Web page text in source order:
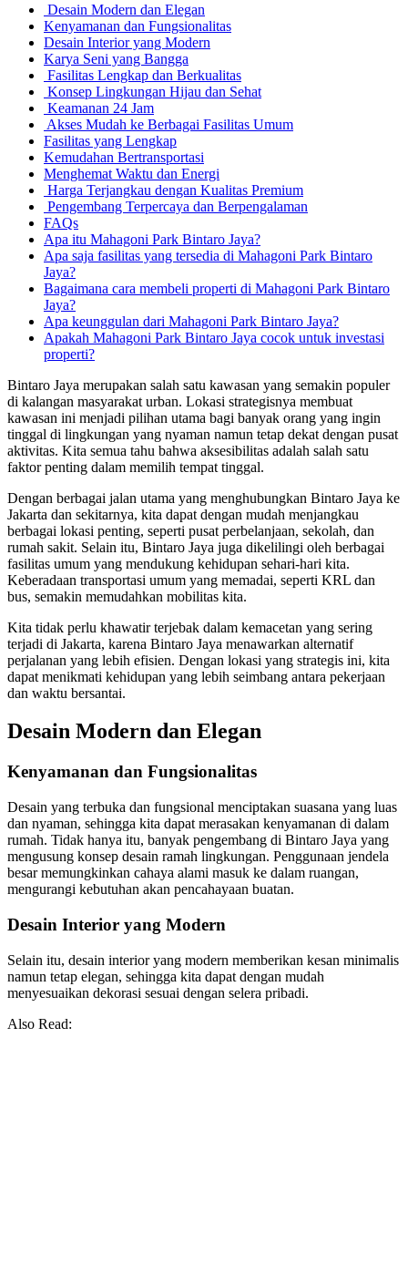
Desain Modern dan Elegan
Kenyamanan dan Fungsionalitas
Desain Interior yang Modern
Karya Seni yang Bangga
Fasilitas Lengkap dan Berkualitas
Konsep Lingkungan Hijau dan Sehat
Keamanan 24 Jam
Akses Mudah ke Berbagai Fasilitas Umum
Fasilitas yang Lengkap
Kemudahan Bertransportasi
Menghemat Waktu dan Energi
Harga Terjangkau dengan Kualitas Premium
Pengembang Terpercaya dan Berpengalaman
FAQs
Apa itu Mahagoni Park Bintaro Jaya?
Apa saja fasilitas yang tersedia di Mahagoni Park Bintaro
Jaya?
Bagaimana cara membeli properti di Mahagoni Park Bintaro
Jaya?
Apa keunggulan dari Mahagoni Park Bintaro Jaya?
Apakah Mahagoni Park Bintaro Jaya cocok untuk investasi
properti?
Bintaro Jaya merupakan salah satu kawasan yang semakin populer
di kalangan masyarakat urban. Lokasi strategisnya membuat
kawasan ini menjadi pilihan utama bagi banyak orang yang ingin
tinggal di lingkungan yang nyaman namun tetap dekat dengan pusat
aktivitas. Kita semua tahu bahwa aksesibilitas adalah salah satu
faktor penting dalam memilih tempat tinggal.
Dengan berbagai jalan utama yang menghubungkan Bintaro Jaya ke
Jakarta dan sekitarnya, kita dapat dengan mudah menjangkau
berbagai lokasi penting, seperti pusat perbelanjaan, sekolah, dan
rumah sakit. Selain itu, Bintaro Jaya juga dikelilingi oleh berbagai
fasilitas umum yang mendukung kehidupan sehari-hari kita.
Keberadaan transportasi umum yang memadai, seperti KRL dan
bus, semakin memudahkan mobilitas kita.
Kita tidak perlu khawatir terjebak dalam kemacetan yang sering
terjadi di Jakarta, karena Bintaro Jaya menawarkan alternatif
perjalanan yang lebih efisien. Dengan lokasi yang strategis ini, kita
dapat menikmati kehidupan yang lebih seimbang antara pekerjaan
dan waktu bersantai.
Desain Modern dan Elegan
Kenyamanan dan Fungsionalitas
Desain yang terbuka dan fungsional menciptakan suasana yang luas
dan nyaman, sehingga kita dapat merasakan kenyamanan di dalam
rumah. Tidak hanya itu, banyak pengembang di Bintaro Jaya yang
mengusung konsep desain ramah lingkungan. Penggunaan jendela
besar memungkinkan cahaya alami masuk ke dalam ruangan,
mengurangi kebutuhan akan pencahayaan buatan.
Desain Interior yang Modern
Selain itu, desain interior yang modern memberikan kesan minimalis
namun tetap elegan, sehingga kita dapat dengan mudah
menyesuaikan dekorasi sesuai dengan selera pribadi.
Also Read: